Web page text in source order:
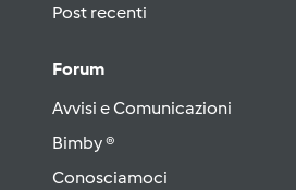
Post recenti
Forum
Avvisi e Comunicazioni
Bimby ®
Conosciamoci